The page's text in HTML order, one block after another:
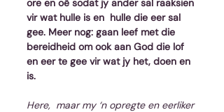
ore en oë sodat jy ander sal raaksien
vir wat hulle is en  hulle die eer sal
gee. Meer nog: gaan leef met die
bereidheid om ook aan God die lof
en eer te gee vir wat jy het, doen en
is.
Here,  maar my ‘n opregte en eerliker